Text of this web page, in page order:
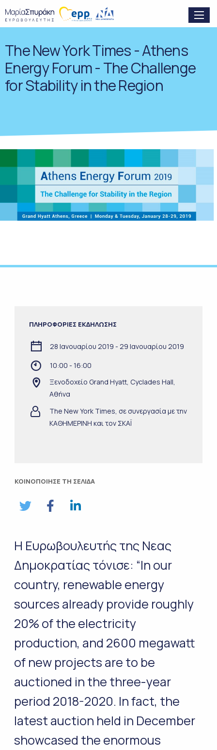
The New York Times - Athens
Energy Forum - The Challenge
for Stability in the Region
Η Ευρωβουλευτής της Νεας
Δημοκρατίας τόνισε: “In our
country, renewable energy
sources already provide roughly
20% of the electricity
production, and 2600 megawatt
of new projects are to be
auctioned in the three-year
period 2018-2020. In fact, the
latest auction held in December
showcased the enormous
ΠΛΗΡΟΦΟΡΙΕΣ ΕΚΔΗΛΩΣΗΣ
28 Ιανουαρίου 2019 - 29 Ιανουαρίου 2019
10:00 - 16:00
Ξενοδοχείο Grand Hyatt, Cyclades Hall,
Αθήνα
The New York Times, σε συνεργασία με την
ΚΑΘΗΜΕΡΙΝΗ και τον ΣΚΑΪ
ΚΟΙΝΟΠΟΙΗΣΕ ΤΗ ΣΕΛΙΔΑ